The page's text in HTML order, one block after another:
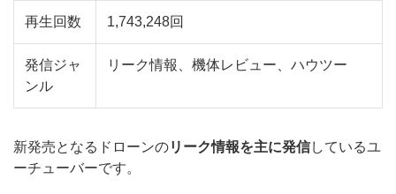
再生回数 1,743,248回
発信ジャ
ンル
リーク情報、機体レビュー、ハウツー
新発売となるドローンのリーク情報を主に発信しているユ
ーチューバーです。